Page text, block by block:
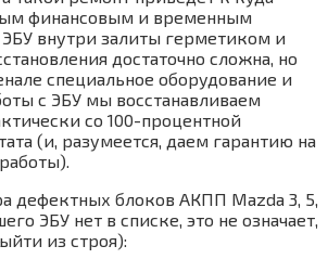
финансовым и временным
внутри залиты герметиком и
достаточно сложна, но
специальное оборудование и
с ЭБУ мы восстанавливаем
со 100-процентной
(и, разумеется, даем гарантию на
дефектных блоков АКПП Mazda 3, 5,
ЭБУ нет в списке, это не означает,
из строя):